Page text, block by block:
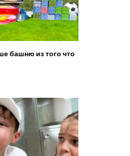
башню из того что